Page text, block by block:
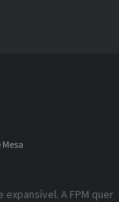
A FPM quer